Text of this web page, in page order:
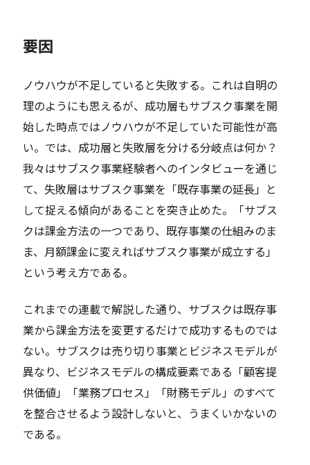
要因
ノウハウが不足していると失敗する。これは自明の
理のようにも思えるが、成功層もサブスク事業を開
始した時点ではノウハウが不足していた可能性が高
い。では、成功層と失敗層を分ける分岐点は何か？
我々はサブスク事業経験者へのインタビューを通じ
て、失敗層はサブスク事業を「既存事業の延長」と
して捉える傾向があることを突き止めた。「サブス
クは課金方法の一つであり、既存事業の仕組みのま
ま、月額課金に変えればサブスク事業が成立する」
という考え方である。
これまでの連載で解説した通り、サブスクは既存事
業から課金方法を変更するだけで成功するものでは
ない。サブスクは売り切り事業とビジネスモデルが
異なり、ビジネスモデルの構成要素である「顧客提
供価値」「業務プロセス」「財務モデル」のすべて
を整合させるよう設計しないと、うまくいかないの
である。